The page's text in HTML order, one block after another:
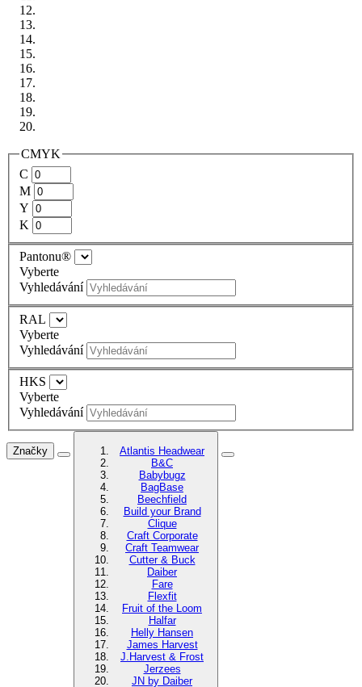
CMYK
C
M
Y
K
Pantonu®
Vyberte
Vyhledávání
RAL
Vyberte
Vyhledávání
HKS
Vyberte
Vyhledávání
Značky
Atlantis Headwear
B&C
Babybugz
BagBase
Beechfield
Build your Brand
Clique
Craft Corporate
Craft Teamwear
Cutter & Buck
Daiber
Fare
Flexfit
Fruit of the Loom
Halfar
Helly Hansen
James Harvest
J.Harvest & Frost
Jerzees
JN by Daiber